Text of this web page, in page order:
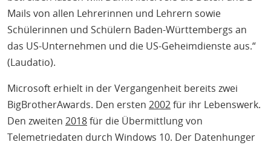
Mails von allen Lehrerinnen und Lehrern sowie
Schülerinnen und Schülern Baden-Württembergs an
das US-Unternehmen und die US-Geheimdienste aus.“
(Laudatio).
Microsoft erhielt in der Vergangenheit bereits zwei
BigBrotherAwards. Den ersten 2002für ihr Lebenswerk.
Den zweiten 2018für die Übermittlung von
Telemetriedaten durch Windows 10. Der Datenhunger